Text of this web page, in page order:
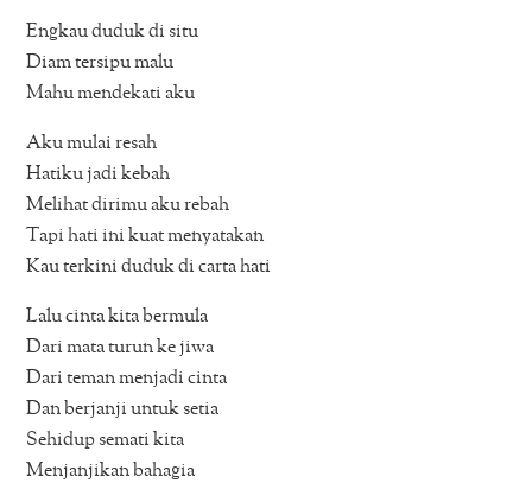
Engkau duduk di situ
Diam tersipu malu
Mahu mendekati aku
Aku mulai resah
Hatiku jadi kebah
Melihat dirimu aku rebah
Tapi hati ini kuat menyatakan
Kau terkini duduk di carta hati
Lalu cinta kita bermula
Dari mata turun ke jiwa
Dari teman menjadi cinta
Dan berjanji untuk setia
Sehidup semati kita
Menjanjikan bahagia